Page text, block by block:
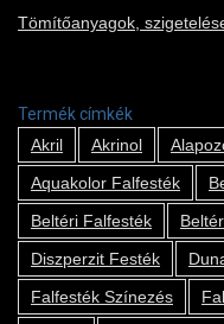
Tömítőanyagok,
Termék címkék
Akril
Akrinol
Aquakolor Falfesték
Beltéri Falfesték
Diszperzit Festék
Falfesték Színezés